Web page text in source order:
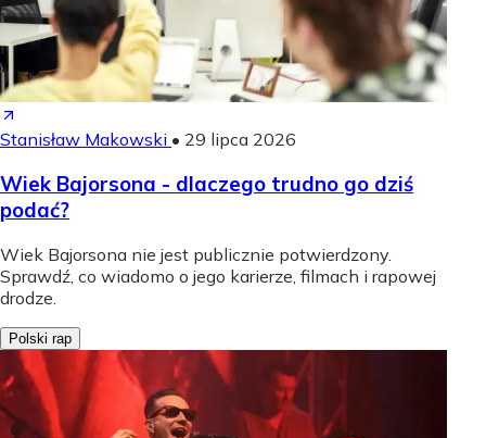
Stanisław Makowski • 29 lipca 2026
Wiek Bajorsona - dlaczego trudno go dziś
podać?
Wiek Bajorsona nie jest publicznie potwierdzony.
Sprawdź, co wiadomo o jego karierze, filmach i rapowej
drodze.
Polski rap